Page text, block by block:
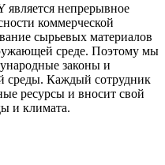
непрерывное
коммерческой
сырьевых материалов
среде. Поэтому мы
законы и
среды. Каждый сотрудник
ресурсы и вносит свой
и климата.